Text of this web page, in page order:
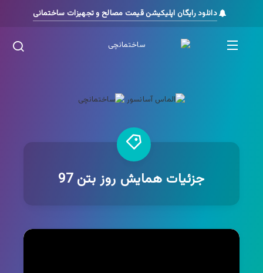
دانلود رایگان اپلیکیشن قیمت مصالح و تجهیزات ساختمانی
جزئیات همایش روز بتن 97